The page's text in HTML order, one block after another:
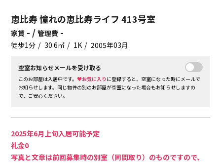
恵比寿 憧れの恵比寿ライフ 413号室
家賃 - /管理費 -
徒歩1分 30.6㎡ 1K 2005年03月
空室お知らせメールを受け取る
このお部屋は入居中です。♥お気に入り に登録すると、空室になった時にメールで
お知らせします。同じ物件の別のお部屋が空室になった場合もお知らせしますの
で、ご安心ください。
2025年6月上旬入居可能予定
礼金0
写真と文章は前回募集時の別室（同間取り）のものですので、